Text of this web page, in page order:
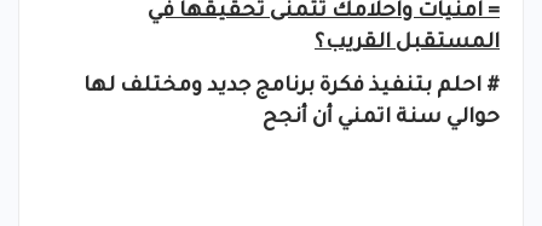
= امنيات واحلامك تتمنى تحقيقها في
المستقبل القريب؟
# احلم بتنفيذ فكرة برنامج جديد ومختلف لها
حوالي سنة اتمني أن أنجح